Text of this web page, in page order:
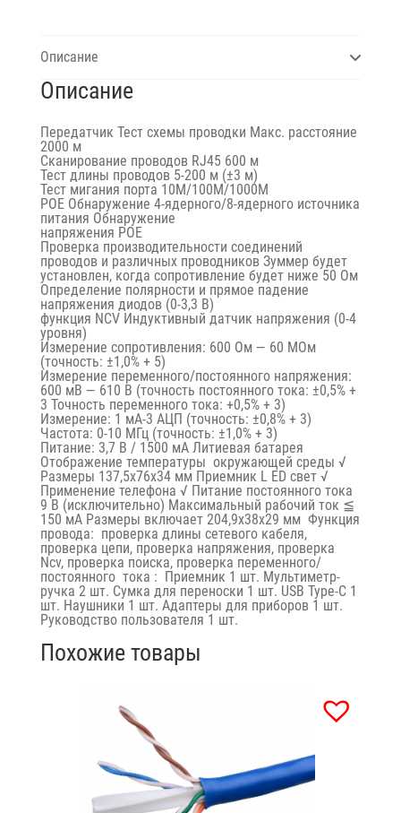
Описание
Описание
Передатчик Тест схемы проводки Макс. расстояние
2000 м
Сканирование проводов RJ45 600 м
Тест длины проводов 5-200 м (±3 м)
Тест мигания порта 10M/100M/1000M
POE Обнаружение 4-ядерного/8-ядерного источника
питания Обнаружение
напряжения POE
Проверка производительности соединений
проводов и различных проводников Зуммер будет
установлен, когда сопротивление будет ниже 50 Ом
Определение полярности и прямое падение
напряжения диодов (0-3,3 В)
функция NCV Индуктивный датчик напряжения (0-4
уровня)
Измерение сопротивления: 600 Ом — 60 МОм
(точность: ±1,0% + 5)
Измерение переменного/постоянного напряжения:
600 мВ — 610 В (точность постоянного тока: ±0,5% +
3 Точность переменного тока: +0,5% + 3)
Измерение: 1 мА-3 АЦП (точность: ±0,8% + 3)
Частота: 0-10 МГц (точность: ±1,0% + 3)
Питание: 3,7 В / 1500 мА Литиевая батарея
Отображение температуры окружающей среды √
Размеры 137,5x76x34 мм Приемник L ED свет √
Применение телефона √ Питание постоянного тока
9 В (исключительно) Максимальный рабочий ток ≦
150 мА Размеры включает 204,9x38x29 мм Функция
провода: проверка длины сетевого кабеля,
проверка цепи, проверка напряжения, проверка
Ncv, проверка поиска, проверка переменного/
постоянного тока : Приемник 1 шт. Мультиметр-
ручка 2 шт. Сумка для переноски 1 шт. USB Type-C 1
шт. Наушники 1 шт. Адаптеры для приборов 1 шт.
Руководство пользователя 1 шт.
Похожие товары